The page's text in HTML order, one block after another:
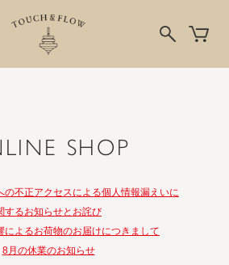
SHOP
の不正アクセスによる個人情報漏えいに
するお知らせとお詫び
によるお荷物のお届けにつきまして
8月の休業のお知らせ